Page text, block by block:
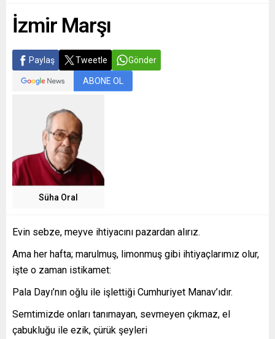
İzmir Marşı
Paylaş Tweetle Gönder
ABONE OL
Süha Oral
Evin sebze, meyve ihtiyacını pazardan alırız.
Ama her hafta; marulmuş, limonmuş gibi ihtiyaçlarımız olur,
işte o zaman istikamet:
Pala Dayı’nın oğlu ile işlettiği Cumhuriyet Manav’ıdır.
Semtimizde onları tanımayan, sevmeyen çıkmaz, el
çabukluğu ile ezik, çürük şeyleri